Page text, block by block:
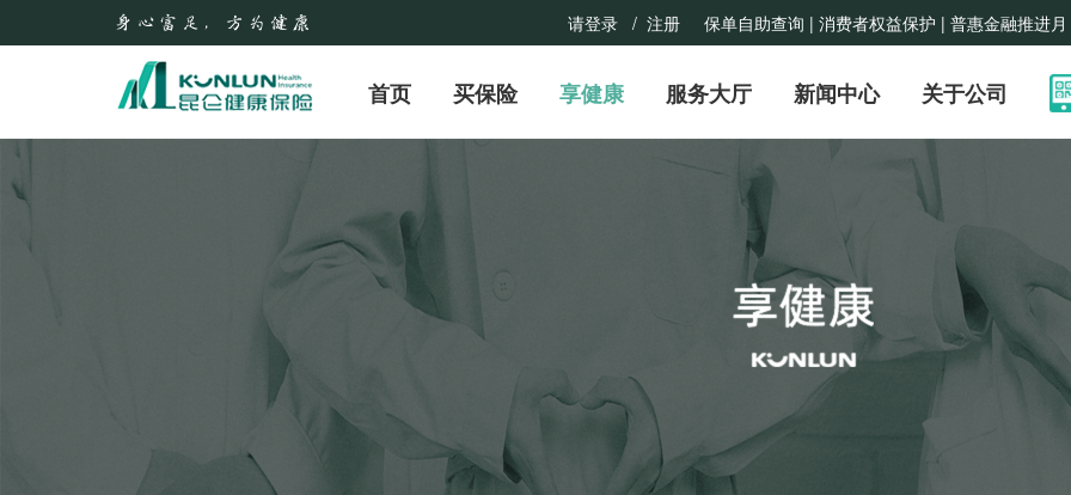
请登录 / 注册 保单自助查询 | 消费者权益保护 | 普惠金融推进月
首页 买保险 享健康 服务大厅 新闻中心 关于公司